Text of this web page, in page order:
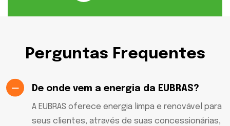
Perguntas Frequentes
De onde vem a energia da EUBRAS?
A EUBRAS oferece energia limpa e renovável para
seus clientes, através de suas concessionárias,